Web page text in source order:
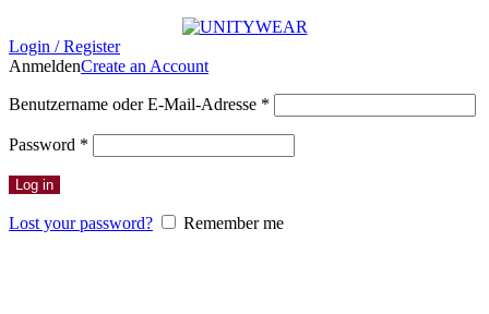
Login / Register
AnmeldenCreate an Account
Benutzername oder E-Mail-Adresse *
Password *
Log in
Lost your password? Remember me